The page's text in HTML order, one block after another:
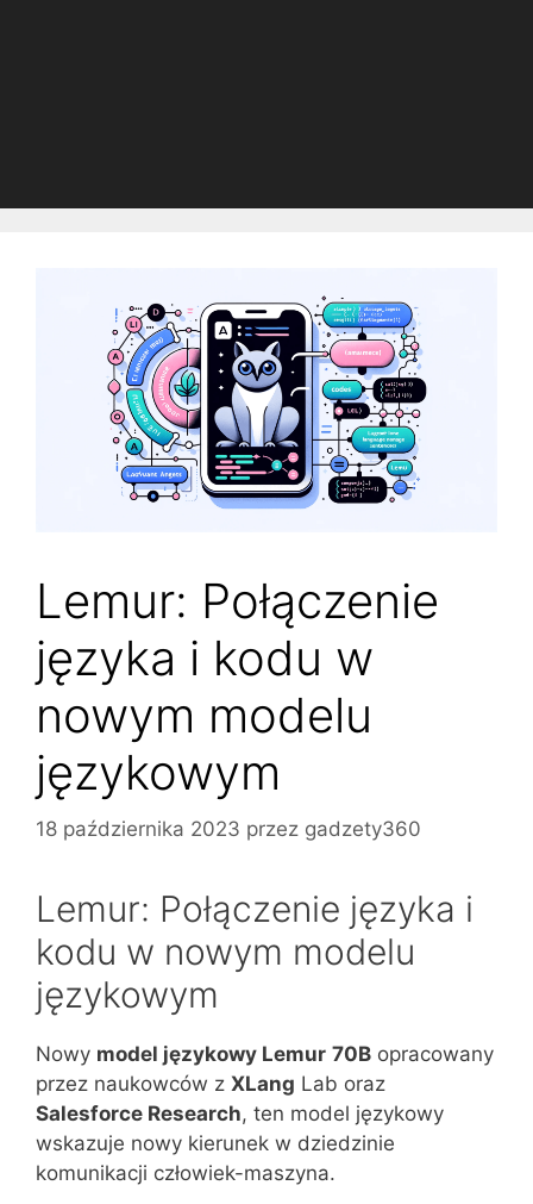
Lemur: Połączenie
języka i kodu w
nowym modelu
językowym
18 października 2023 przez gadzety360
Lemur: Połączenie języka i
kodu w nowym modelu
językowym
Nowy model językowy Lemur 70B opracowany
przez naukowców z XLang Lab oraz
Salesforce Research, ten model językowy
wskazuje nowy kierunek w dziedzinie
komunikacji człowiek-maszyna.